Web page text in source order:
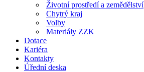
Životní prostředí a zemědělství
Chytrý kraj
Volby
Materiály ZZK
Dotace
Kariéra
Kontakty
Úřední deska